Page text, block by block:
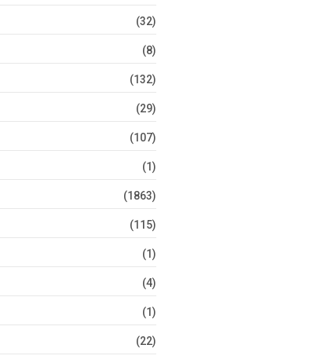
(32)
(8)
(132)
(29)
(107)
(1)
(1863)
(115)
(1)
(4)
(1)
(22)